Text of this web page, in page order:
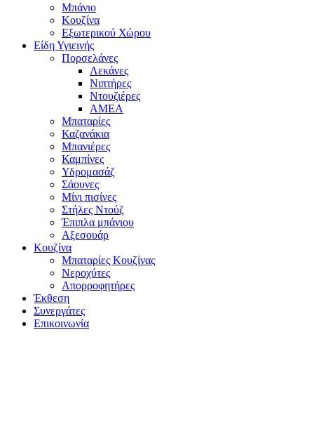
Μπάνιο
Κουζίνα
Εξωτερικού Χώρου
Είδη Υγιεινής
Πορσελάνες
Λεκάνες
Νιπτήρες
Ντουζιέρες
ΑΜΕΑ
Μπαταρίες
Καζανάκια
Μπανιέρες
Καμπίνες
Υδρομασάζ
Σάουνες
Μίνι πισίνες
Στήλες Ντούζ
Έπιπλα μπάνιου
Αξεσουάρ
Κουζίνα
Μπαταρίες Κουζίνας
Νεροχύτες
Απορροφητήρες
Έκθεση
Συνεργάτες
Επικοινωνία